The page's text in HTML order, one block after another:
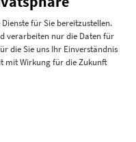
hinten geteilt,
für Sie bereitzustellen.
verarbeiten nur die Daten für
die Sie uns Ihr Einverständnis
mit Wirkung für die Zukunft